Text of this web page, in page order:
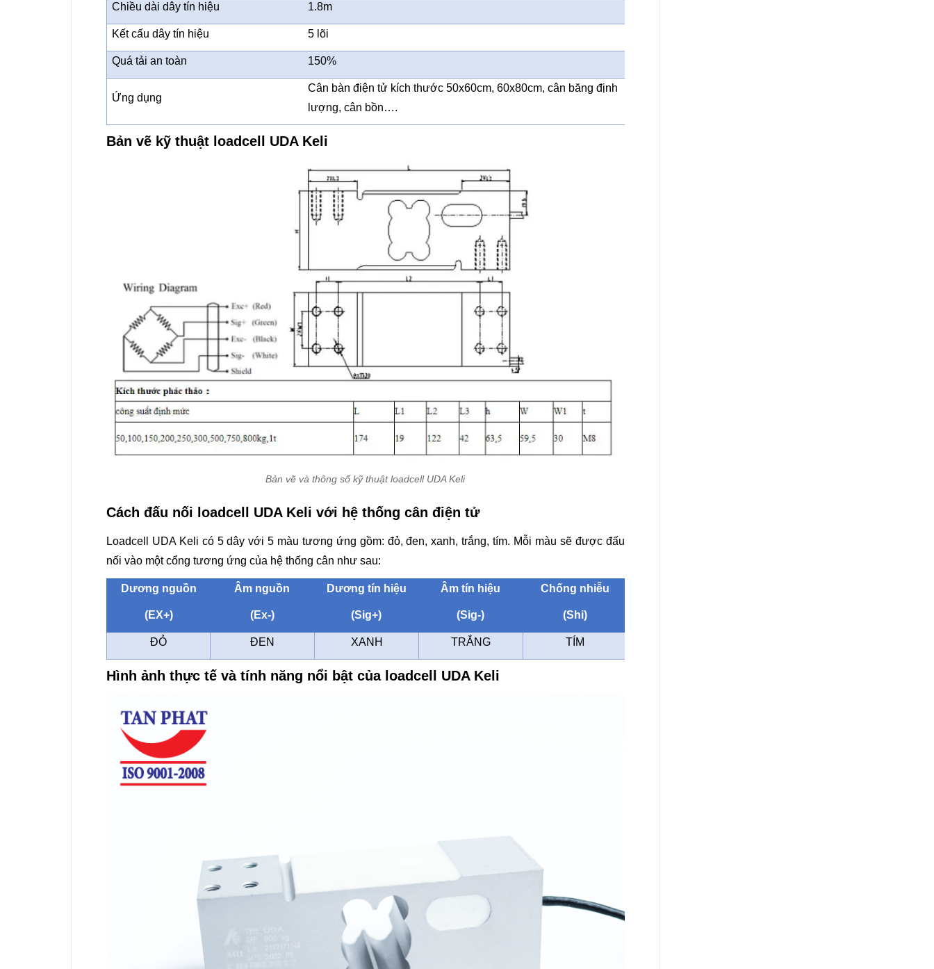
Chiều dài dây tín hiệu 1.8m
Kết cấu dây tín hiệu 5 lõi
Quá tải an toàn 150%
Ứng dụng
Cân bàn điện tử kích thước 50x60cm, 60x80cm, cân băng định
lượng, cân bồn….
Bản vẽ kỹ thuật loadcell UDA Keli
Bản vẽ và thông số kỹ thuật loadcell UDA Keli
Cách đấu nối loadcell UDA Keli với hệ thống cân điện tử
Loadcell UDA Keli có 5 dây với 5 màu tương ứng gồm: đỏ, đen, xanh, trắng, tím. Mỗi màu sẽ được đấu
nối vào một cổng tương ứng của hệ thống cân như sau:
Dương nguồn
(EX+)
Âm nguồn
(Ex-)
Dương tín hiệu
(Sig+)
Âm tín hiệu
(Sig-)
Chống nhiễu
(Shi)
ĐỎ ĐEN XANH TRẮNG TÍM
Hình ảnh thực tế và tính năng nổi bật của loadcell UDA Keli